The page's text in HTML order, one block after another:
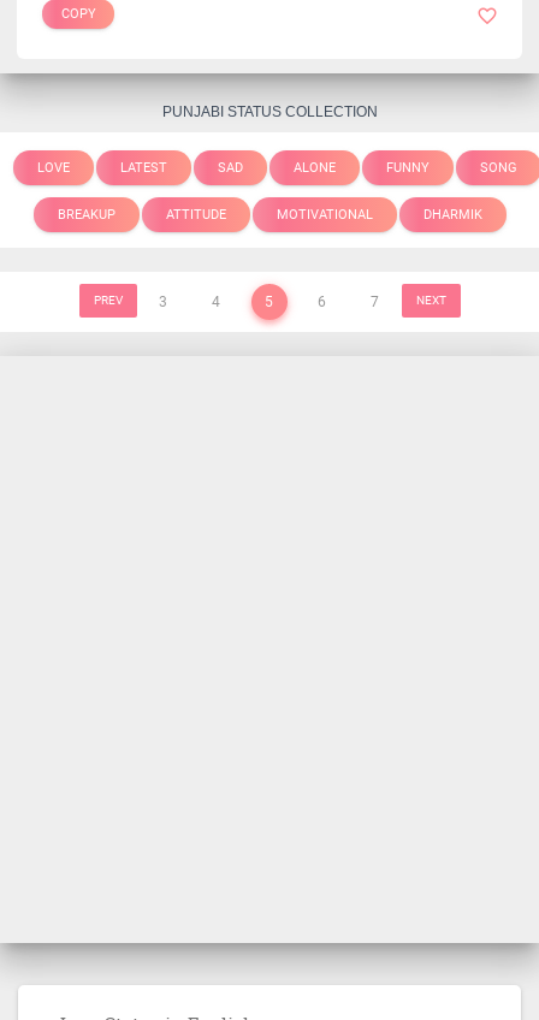
COPY
PUNJABI STATUS COLLECTION
LOVE LATEST SAD ALONE FUNNY SONG
BREAKUP ATTITUDE MOTIVATIONAL DHARMIK
PREV 3 4 5 6 7 NEXT